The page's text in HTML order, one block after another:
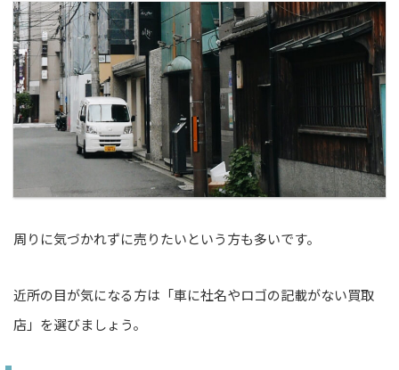
周りに気づかれずに売りたいという方も多いです。
近所の目が気になる方は「車に社名やロゴの記載がない買取
店」を選びましょう。